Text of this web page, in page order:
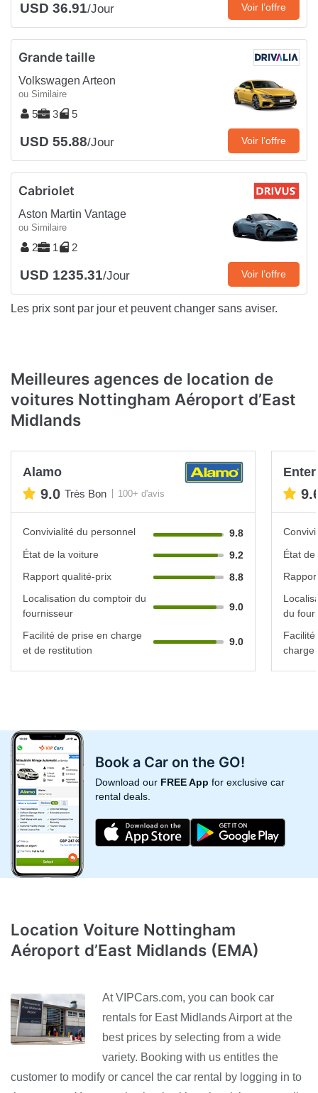
USD 36.91/Jour Voir l’offre
Grande taille
Volkswagen Arteon
ou Similaire
5 3 5
USD 55.88/Jour Voir l’offre
Cabriolet
Aston Martin Vantage
ou Similaire
2 1 2
USD 1235.31/Jour Voir l’offre
Les prix sont par jour et peuvent changer sans aviser.
Meilleures agences de location de
voitures Nottingham Aéroport d’East
Midlands
Alamo
9.0 Très Bon 100+ d'avis
Convivialité du personnel
9.8
État de la voiture
9.2
Rapport qualité-prix
8.8
Localisation du comptoir du
fournisseur
9.0
Facilité de prise en charge
et de restitution
9.0
État
du
charge
Book a Car on the GO!
Download our FREE App for exclusive car
rental deals.
Location Voiture Nottingham
Aéroport d’East Midlands (EMA)
At VIPCars.com, you can book car
rentals for East Midlands Airport at the
best prices by selecting from a wide
variety. Booking with us entitles the
customer to modify or cancel the car rental by logging in to